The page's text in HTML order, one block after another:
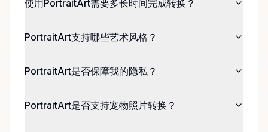
使用PortraitArt需要多长时间完成转换？
PortraitArt支持哪些艺术风格？
PortraitArt是否保障我的隐私？
PortraitArt是否支持宠物照片转换？